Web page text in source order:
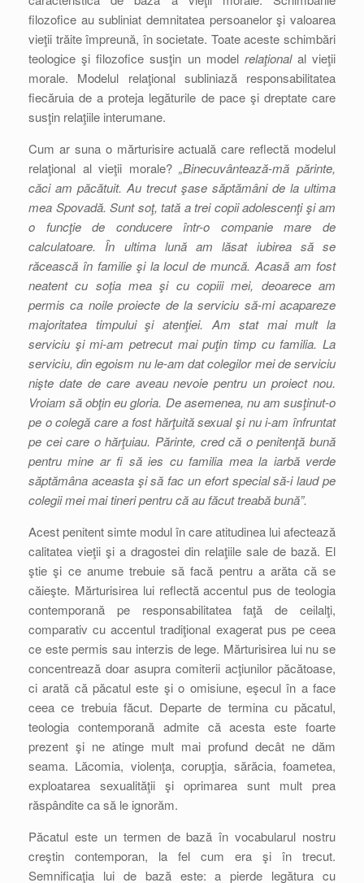
filozofice au subliniat demnitatea persoanelor şi valoarea
vieţii trăite împreună, în societate. Toate aceste schimbări
teologice şi filozofice susţin un model relaţionalal vieţii
morale. Modelul relaţional subliniază responsabilitatea
fiecăruia de a proteja legăturile de pace şi dreptate care
susţin relaţiile interumane.
Cum ar suna o mărturisire actuală care reflectă modelul
relaţional al vieţii morale?„Binecuvântează-mă părinte,
căci am păcătuit. Au trecut şase săptămâni de la ultima
mea Spovadă. Sunt soţ, tată a trei copii adolescenţi şi am
o funcţie de conducere într-o companie mare de
calculatoare. În ultima lună am lăsat iubirea să se
răcească în familie şi la locul de muncă. Acasă am fost
neatent cu soţia mea şi cu copiii mei, deoarece am
permis ca noile proiecte de la serviciu să-mi acapareze
majoritatea timpului şi atenţiei. Am stat mai mult la
serviciu şi mi-am petrecut mai puţin timp cu familia. La
serviciu, din egoism nu le-am dat colegilor mei de serviciu
nişte date de care aveau nevoie pentru un proiect nou.
Vroiam să obţin eu gloria. De asemenea, nu am susţinut-o
pe o colegă care a fost hărţuită sexual şi nu i-am înfruntat
pe cei care o hărţuiau. Părinte, cred că o penitenţă bună
pentru mine ar fi să ies cu familia mea la iarbă verde
săptămâna aceasta şi să fac un efort special să-i laud pe
colegii mei mai tineri pentru că au făcut treabă bună”.
Acest penitent simte modul în care atitudinea lui afectează
calitatea vieţii şi a dragostei din relaţiile sale de bază. El
ştie şi ce anume trebuie să facă pentru a arăta că se
căieşte. Mărturisirea lui reflectă accentul pus de teologia
contemporană pe responsabilitatea faţă de ceilalţi,
comparativ cu accentul tradiţional exagerat pus pe ceea
ce este permis sau interzis de lege. Mărturisirea lui nu se
concentrează doar asupra comiterii acţiunilor păcătoase,
ci arată că păcatul este şi o omisiune, eşecul în a face
ceea ce trebuia făcut. Departe de termina cu păcatul,
teologia contemporană admite că acesta este foarte
prezent şi ne atinge mult mai profund decât ne dăm
seama. Lăcomia, violenţa, corupţia, sărăcia, foametea,
exploatarea sexualităţii şi oprimarea sunt mult prea
răspândite ca să le ignorăm.
Păcatul este un termen de bază în vocabularul nostru
creştin contemporan, la fel cum era şi în trecut.
Semnificaţia lui de bază este: a pierde legătura cu